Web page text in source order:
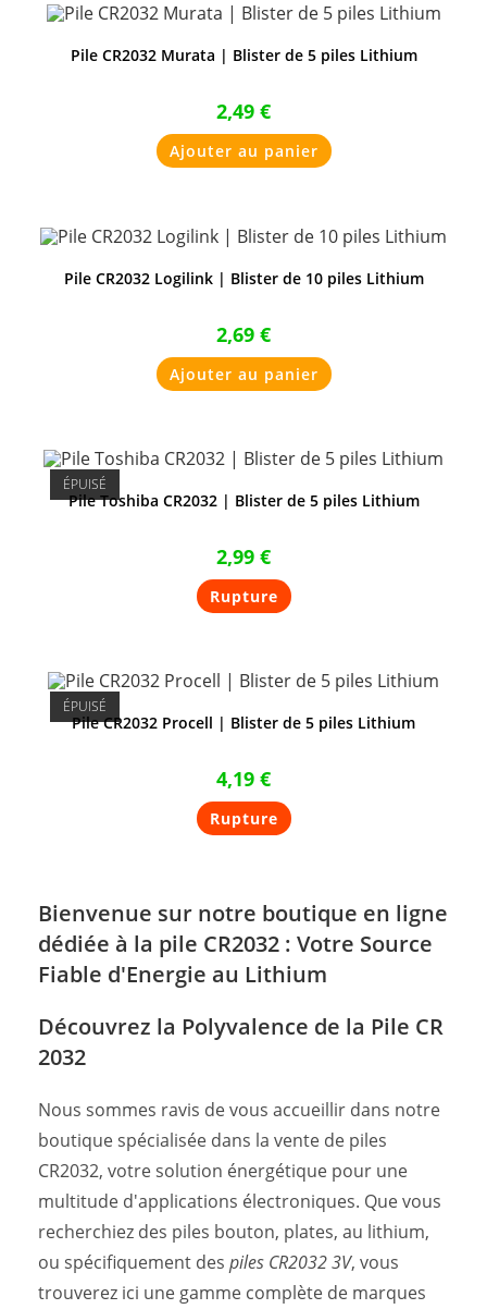
Pile CR2032 Murata | Blister de 5 piles Lithium
2,49 €
Ajouter au panier
Pile CR2032 Logilink | Blister de 10 piles Lithium
2,69 €
Ajouter au panier
ÉPUISÉ
Pile Toshiba CR2032 | Blister de 5 piles Lithium
2,99 €
Rupture
ÉPUISÉ
Pile CR2032 Procell | Blister de 5 piles Lithium
4,19 €
Rupture
Bienvenue sur notre boutique en ligne
dédiée à la pile CR2032 : Votre Source
Fiable d'Energie au Lithium
Découvrez la Polyvalence de la Pile CR
2032
Nous sommes ravis de vous accueillir dans notre
boutique spécialisée dans la vente de piles
CR2032, votre solution énergétique pour une
multitude d'applications électroniques. Que vous
recherchiez des piles bouton, plates, au lithium,
ou spécifiquement des piles CR2032 3V, vous
trouverez ici une gamme complète de marques